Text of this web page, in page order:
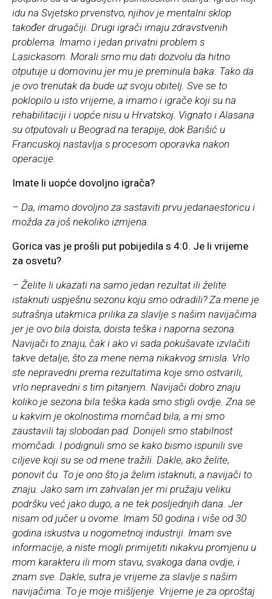
idu na Svjetsko prvenstvo, njihov je mentalni sklop
također drugačiji. Drugi igrači imaju zdravstvenih
problema. Imamo i jedan privatni problem s
Lasickasom. Morali smo mu dati dozvolu da hitno
otputuje u domovinu jer mu je preminula baka. Tako da
je ovo trenutak da bude uz svoju obitelj. Sve se to
poklopilo u isto vrijeme, a imamo i igrače koji su na
rehabilitaciji i uopće nisu u Hrvatskoj. Vignato i Alasana
su otputovali u Beograd na terapije, dok Barišić u
Francuskoj nastavlja s procesom oporavka nakon
operacije.
Imate li uopće dovoljno igrača?
– Da, imamo dovoljno za sastaviti prvu jedanaestoricu i
možda za još nekoliko izmjena.
Gorica vas je prošli put pobijedila s 4:0. Je li vrijeme
za osvetu?
– Želite li ukazati na samo jedan rezultat ili želite
istaknuti uspješnu sezonu koju smo odradili? Za mene je
sutrašnja utakmica prilika za slavlje s našim navijačima
jer je ovo bila doista, doista teška i naporna sezona.
Navijači to znaju, čak i ako vi sada pokušavate izvlačiti
takve detalje, što za mene nema nikakvog smisla. Vrlo
ste nepravedni prema rezultatima koje smo ostvarili,
vrlo nepravedni s tim pitanjem. Navijači dobro znaju
koliko je sezona bila teška kada smo stigli ovdje. Zna se
u kakvim je okolnostima momčad bila, a mi smo
zaustavili taj slobodan pad. Donijeli smo stabilnost
momčadi. I podignuli smo se kako bismo ispunili sve
ciljeve koji su se od mene tražili. Dakle, ako želite,
ponovit ću. To je ono što ja želim istaknuti, a navijači to
znaju. Jako sam im zahvalan jer mi pružaju veliku
podršku već jako dugo, a ne tek posljednjih dana. Jer
nisam od jučer u ovome. Imam 50 godina i više od 30
godina iskustva u nogometnoj industriji. Imam sve
informacije, a niste mogli primijetiti nikakvu promjenu u
mom karakteru ili mom stavu, svakoga dana ovdje, i
znam sve. Dakle, sutra je vrijeme za slavlje s našim
navijačima. To je moje mišljenje. Vrijeme je za oproštaj